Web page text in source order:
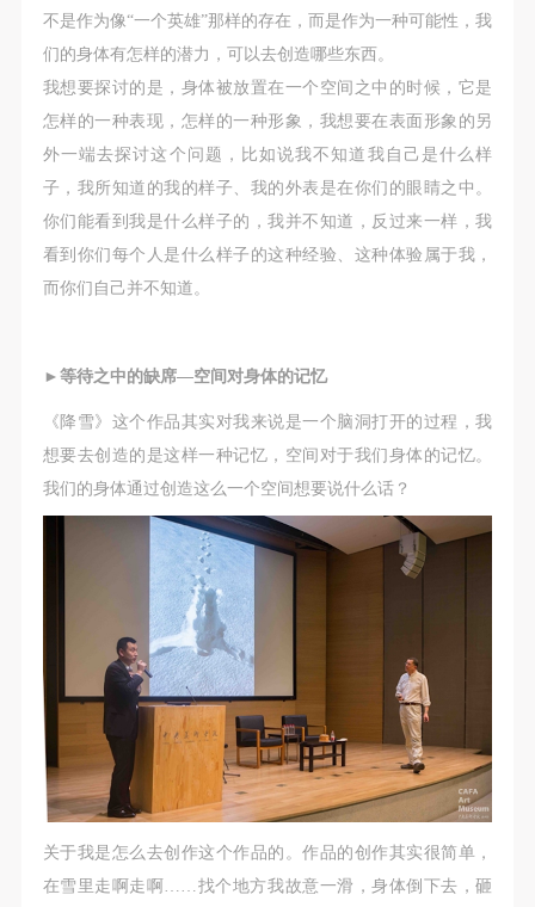
不是作为像“一个英雄”那样的存在，而是作为一种可能性，我
们的身体有怎样的潜力，可以去创造哪些东西。
我想要探讨的是，身体被放置在一个空间之中的时候，它是
怎样的一种表现，怎样的一种形象，我想要在表面形象的另
外一端去探讨这个问题，比如说我不知道我自己是什么样
子，我所知道的我的样子、我的外表是在你们的眼睛之中。
你们能看到我是什么样子的，我并不知道，反过来一样，我
看到你们每个人是什么样子的这种经验、这种体验属于我，
而你们自己并不知道。
►等待之中的缺席—空间对身体的记忆
《降雪》这个作品其实对我来说是一个脑洞打开的过程，我
想要去创造的是这样一种记忆，空间对于我们身体的记忆。
我们的身体通过创造这么一个空间想要说什么话？
关于我是怎么去创作这个作品的。作品的创作其实很简单，
在雪里走啊走啊……找个地方我故意一滑，身体倒下去，砸